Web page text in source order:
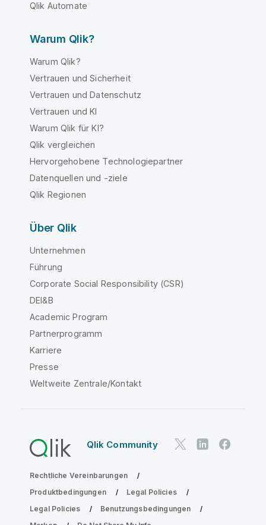
Qlik Automate
Warum Qlik?
Warum Qlik?
Vertrauen und Sicherheit
Vertrauen und Datenschutz
Vertrauen und KI
Warum Qlik für KI?
Qlik vergleichen
Hervorgehobene Technologiepartner
Datenquellen und -ziele
Qlik Regionen
Über Qlik
Unternehmen
Führung
Corporate Social Responsibility (CSR)
DEI&B
Academic Program
Partnerprogramm
Karriere
Presse
Weltweite Zentrale/Kontakt
Qlik Community
Rechtliche Vereinbarungen
Produktbedingungen
Legal Policies
Legal Policies
Benutzungsbedingungen